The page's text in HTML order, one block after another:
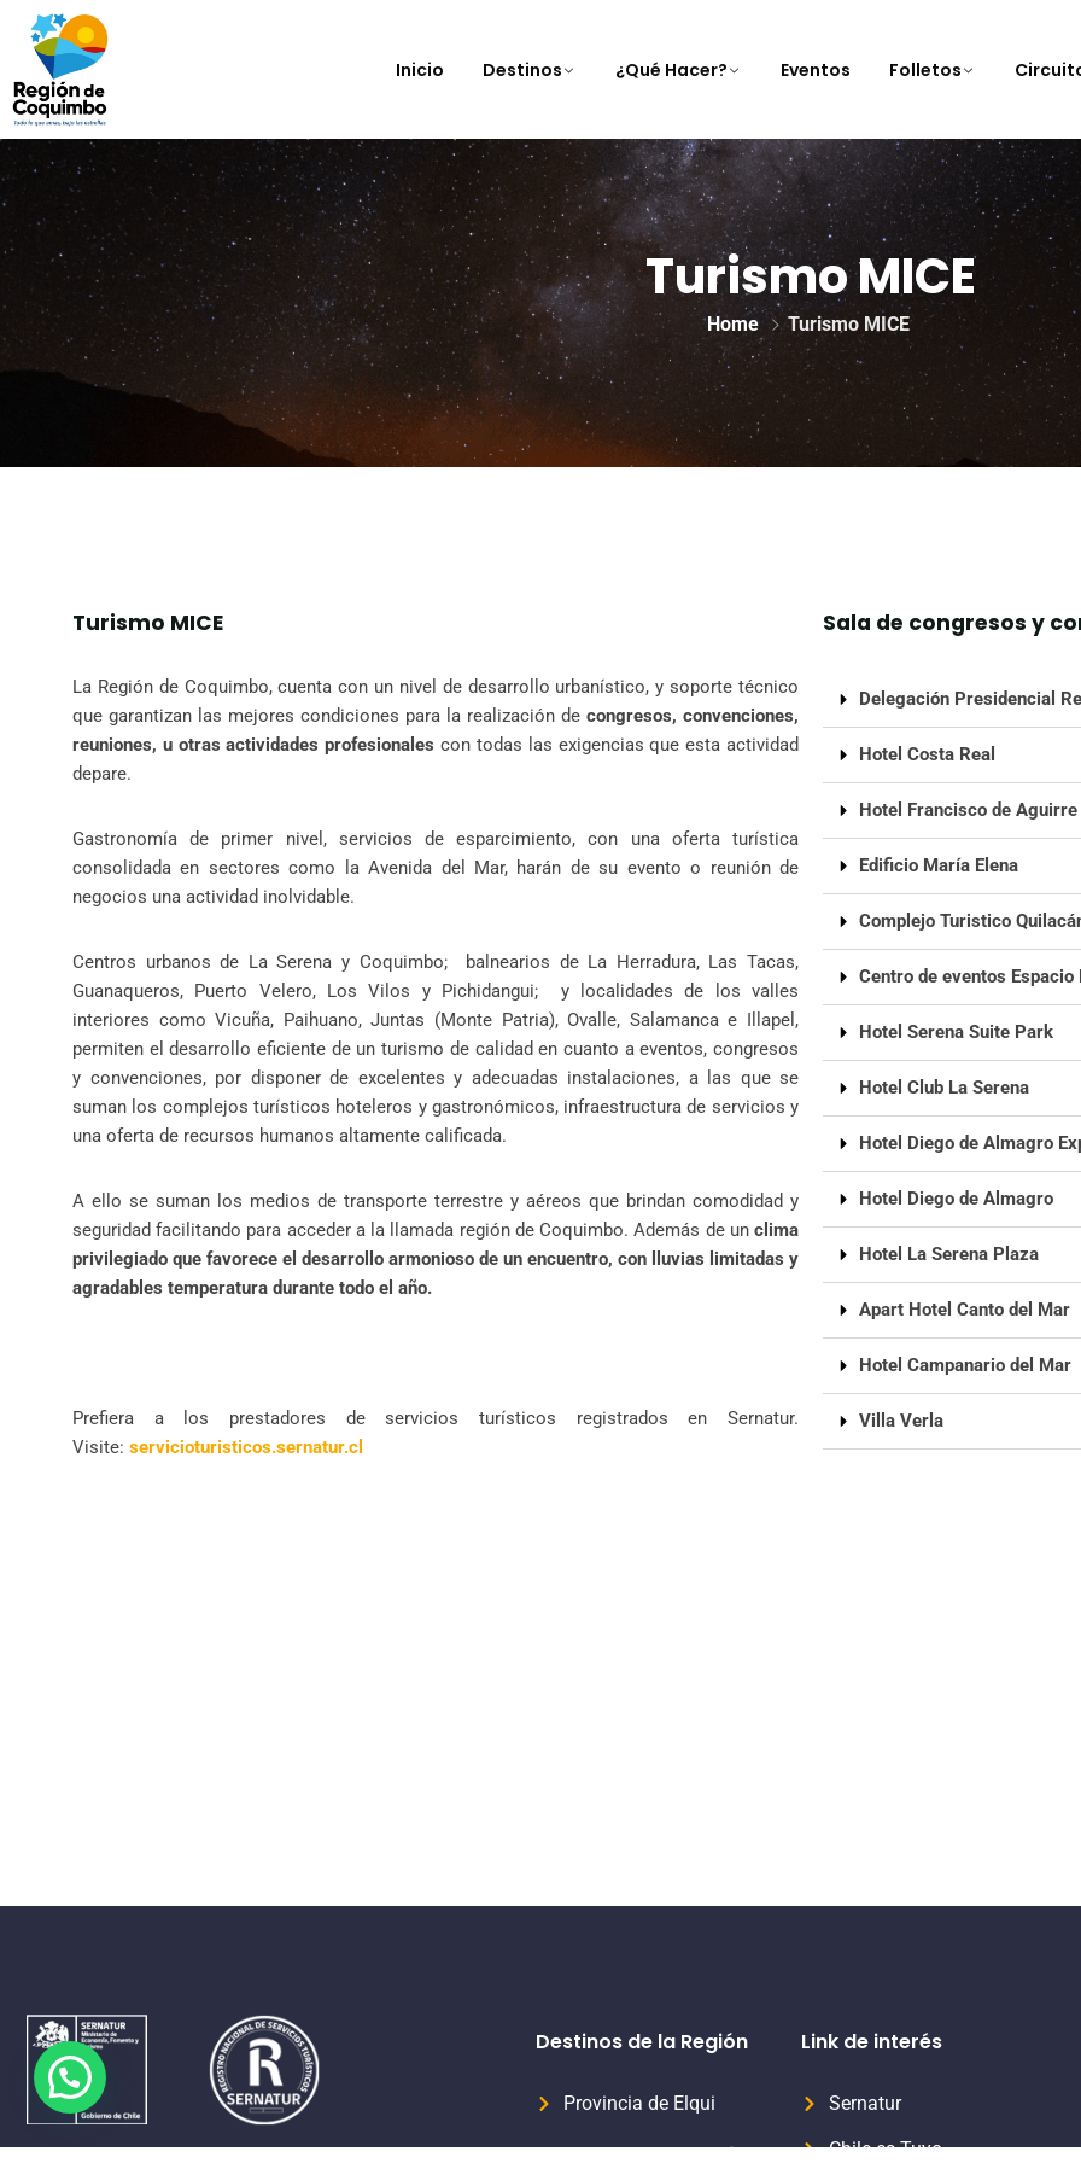
Inicio Destinos ¿Qué Hacer? Eventos Folletos
Turismo MICE
Home Turismo MICE
Turismo MICE
La Región de Coquimbo, cuenta con un nivel de desarrollo urbanístico, y soporte técnico
que garantizan las mejores condiciones para la realización de congresos, convenciones,
reuniones, u otras actividades profesionales con todas las exigencias que esta actividad
depare.
Gastronomía de primer nivel, servicios de esparcimiento, con una oferta turística
consolidada en sectores como la Avenida del Mar, harán de su evento o reunión de
negocios una actividad inolvidable.
Centros urbanos de La Serena y Coquimbo; balnearios de La Herradura, Las Tacas,
Guanaqueros, Puerto Velero, Los Vilos y Pichidangui; y localidades de los valles
interiores como Vicuña, Paihuano, Juntas (Monte Patria), Ovalle, Salamanca e Illapel,
permiten el desarrollo eficiente de un turismo de calidad en cuanto a eventos, congresos
y convenciones, por disponer de excelentes y adecuadas instalaciones, a las que se
suman los complejos turísticos hoteleros y gastronómicos, infraestructura de servicios y
una oferta de recursos humanos altamente calificada.
A ello se suman los medios de transporte terrestre y aéreos que brindan comodidad y
seguridad facilitando para acceder a la llamada región de Coquimbo. Además de un clima
privilegiado que favorece el desarrollo armonioso de un encuentro, con lluvias limitadas y
agradables temperatura durante todo el año.
Prefiera a los prestadores de servicios turísticos registrados en Sernatur.
Visite: servicioturisticos.sernatur.cl
Sala de congresos y
Delegación Presidencial
Hotel Costa Real
Hotel Francisco de Aguirre
Edificio María Elena
Complejo Turistico
Centro de eventos Espacio
Hotel Serena Suite Park
Hotel Club La Serena
Hotel Diego de Almagro
Hotel Diego de Almagro
Hotel La Serena Plaza
Apart Hotel Canto del Mar
Hotel Campanario del Mar
Villa Verla
Destinos de la Región
Provincia de Elqui
Provincia del Limarí
Link de interés
Sernatur
Chile es Tuyo